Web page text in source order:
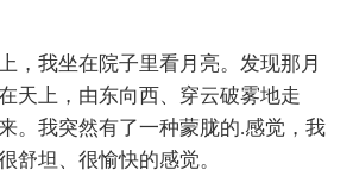
，我坐在院子里看月亮。发现那月
天上，由东向西、穿云破雾地走
。我突然有了一种蒙胧的.感觉，我
舒坦、很愉快的感觉。